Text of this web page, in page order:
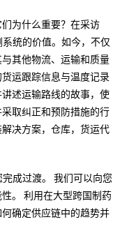
为什么重要？在采访
统的价值。如今，不仅
其他物流、运输和质量
运跟踪信息与温度记录
述运输路线的故事，使
取纠正和预防措施的行
决方案，仓库，货运代
成过渡。 我们可以向您
。 利用在大型跨国制药
确定供应链中的趋势并